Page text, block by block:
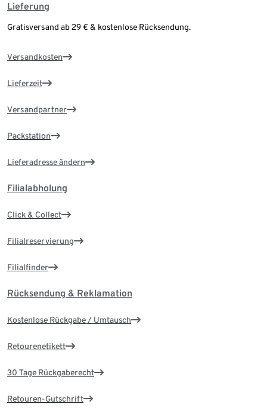
Lieferung
Gratisversand ab 29 € & kostenlose Rücksendung.
Versandkosten
Lieferzeit
Versandpartner
Packstation
Lieferadresse ändern
Filialabholung
Click & Collect
Filialreservierung
Filialfinder
Rücksendung & Reklamation
Kostenlose Rückgabe / Umtausch
Retourenetikett
30 Tage Rückgaberecht
Retouren-Gutschrift